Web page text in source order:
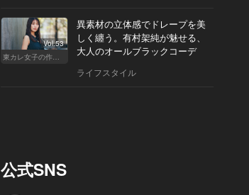
Vol.53
東カレ女子の作り方
異素材の立体感でドレープを美
しく纏う。有村架純が魅せる、
大人のオールブラックコーデ
ライフスタイル
公式SNS